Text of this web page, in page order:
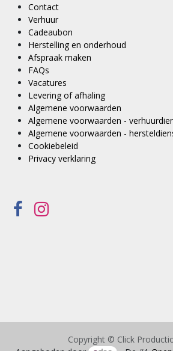
Contact
Verhuur
Cadeaubon
Herstelling en onderhoud
Afspraak maken
FAQs
Vacatures
Levering of afhaling
Algemene voorwaarden
Algemene voorwaarden -
Algemene voorwaarden -
Cookiebeleid
Privacy verklaring
Copyright © Click